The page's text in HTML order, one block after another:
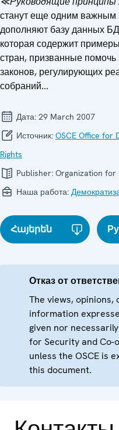
станут еще одним важным
дополняют базу данных
которая содержит
стран, призванные помочь
законов, регулирующих
собраний...
Дата: 29 March 2007
Источник: OSCE Office for
Rights
Publisher: Organization for
Наша работа:
Հայերեն
Отказ от
The views, opinions,
information
given nor
for Security and Co-
unless the OSCE is
this document.